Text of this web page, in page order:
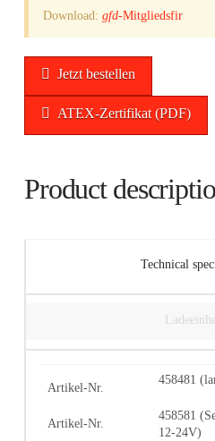
Download: gfd-Mitgliedsfir
Jetzt bestellen
ATEX-Zertifikat (PDF)
Product
Technical
Artikel-Nr.
Artikel-Nr.
458481
458581
12-24V)